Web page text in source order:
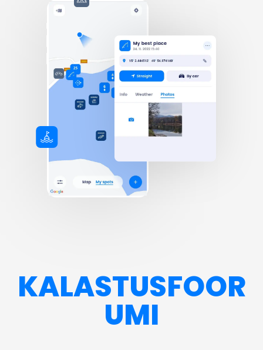
KALASTUSFOOR
UMI